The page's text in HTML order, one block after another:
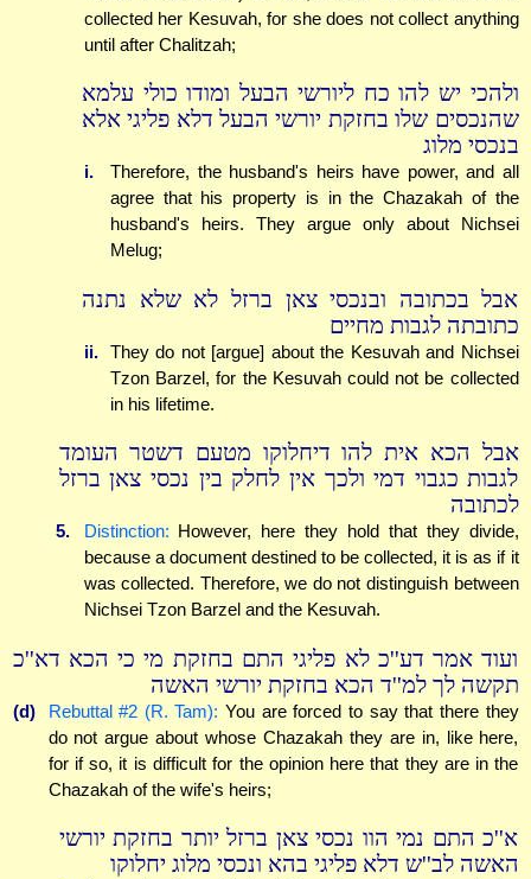
collected her Kesuvah, for she does not collect anything
until after Chalitzah;
ולהכי יש להו כח ליורשי הבעל ומודו כולי עלמא
שהנכסים שלו בחזקת יורשי הבעל דלא פליגי אלא
בנכסי מלוג
i.
Therefore, the husband's heirs have power, and all
agree that his property is in the Chazakah of the
husband's heirs. They argue only about Nichsei
Melug;
אבל בכתובה ובנכסי צאן ברזל לא שלא נתנה
כתובתה לגבות מחיים
ii.
They do not [argue] about the Kesuvah and Nichsei
Tzon Barzel, for the Kesuvah could not be collected
in his lifetime.
אבל הכא אית להו דיחלוקו מטעם דשטר העומד
לגבות כגבוי דמי ולכך אין לחלק בין נכסי צאן ברזל
לכתובה
5. Distinction: However, here they hold that they divide,
because a document destined to be collected, it is as if it
was collected. Therefore, we do not distinguish between
Nichsei Tzon Barzel and the Kesuvah.
ועוד אמר דע''כ לא פליגי התם בחזקת מי כי הכא דא''כ
תקשה לך למ''ד הכא בחזקת יורשי האשה
(d) Rebuttal #2 (R. Tam): You are forced to say that there they
do not argue about whose Chazakah they are in, like here,
for if so, it is difficult for the opinion here that they are in the
Chazakah of the wife's heirs;
א''כ התם נמי הוו נכסי צאן ברזל יותר בחזקת יורשי
האשה לב''ש דלא פליגי בהא ונכסי מלוג יחלוקו